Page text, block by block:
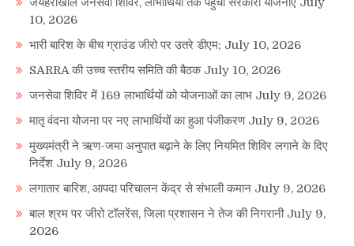
10, 2026
भारी बारिश के बीच ग्राउंड जीरो पर उतरे डीएम; July 10, 2026
SARRA की उच्च स्तरीय समिति की बैठक July 10, 2026
जनसेवा शिविर में 169 लाभार्थियों को योजनाओं का लाभ July 9, 2026
मातृ वंदना योजना पर नए लाभार्थियों का हुआ पंजीकरण July 9, 2026
मुख्यमंत्री ने ऋण-जमा अनुपात बढ़ाने के लिए नियमित शिविर लगाने के दिए
निर्देश July 9, 2026
लगातार बारिश, आपदा परिचालन केंद्र से संभाली कमान July 9, 2026
बाल श्रम पर जीरो टॉलरेंस, जिला प्रशासन ने तेज की निगरानी July 9,
2026